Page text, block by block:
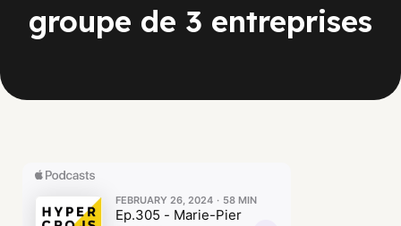
groupe de 3 entreprises